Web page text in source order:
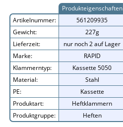
Produkteigenschaften
Artikelnummer:
561209935
Gewicht:
227g
Lieferzeit:
nur noch 2 auf Lager
Marke:
RAPID
Klammerntyp:
Kassette 5050
Material:
Stahl
PE:
Kassette
Produktart:
Heftklammern
Produktgruppe:
Heften